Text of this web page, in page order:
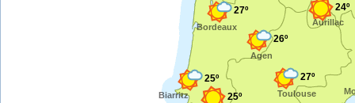
Toulouse
27º
Bordeaux
27º
25º
Agen
26º
Biarritz
25º
Aurillac
24º